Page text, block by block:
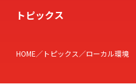
トピックス
HOME トピックス ローカル環境